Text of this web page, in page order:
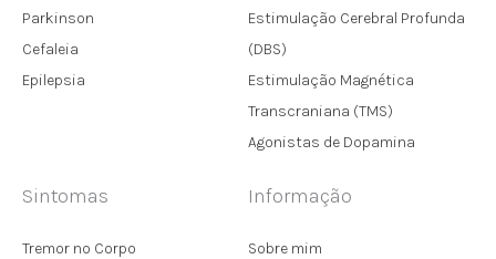
Parkinson
Cefaleia
Epilepsia
Estimulação Cerebral Profunda
(DBS)
Estimulação Magnética
Transcraniana (TMS)
Agonistas de Dopamina
Sintomas
Tremor no Corpo
Informação
Sobre mim